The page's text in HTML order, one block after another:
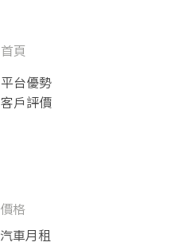
首頁
平台優勢
客戶評價
價格
汽車月租